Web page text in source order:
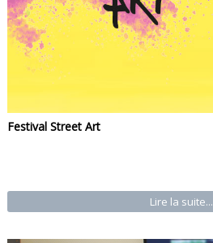
Festival Street Art
Lire la suite...